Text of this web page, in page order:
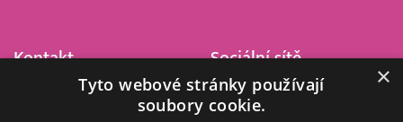
Kontakt
Barrandov Televizní Studio,
Sociální sítě
×
Tyto webové stránky používají
soubory cookie.